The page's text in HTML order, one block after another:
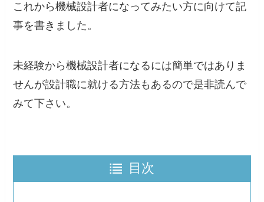
これから機械設計者になってみたい方に向けて記
事を書きました。
未経験から機械設計者になるには簡単ではありま
せんが設計職に就ける方法もあるので是非読んで
みて下さい。
目次